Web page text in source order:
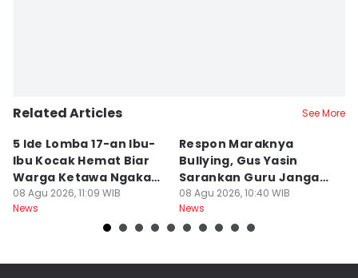
Related Articles See More
5 Ide Lomba 17-an Ibu-
Ibu Kocak Hemat Biar
Warga Ketawa Ngakak
Pas Hari Kemerdekaan
08 Agu 2026, 11:09 WIB
News
Respon Maraknya
Bullying, Gus Yasin
Sarankan Guru Jangan
Bebani Siswa
08 Agu 2026, 10:40 WIB
News